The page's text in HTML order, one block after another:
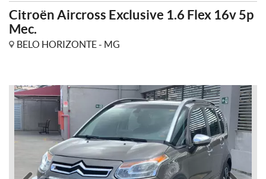
Citroën Aircross Exclusive 1.6 Flex 16v 5p
Mec.
BELO HORIZONTE - MG
Anterior